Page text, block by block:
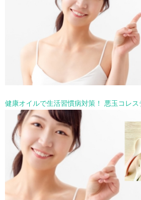
健康オイルで生活習慣病対策！ 悪玉コレス